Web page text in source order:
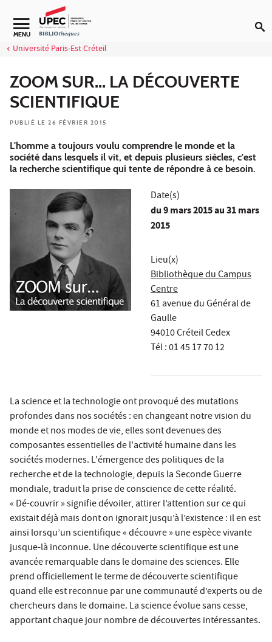
Aller au contenu
Navigation secondaire
MENU
Université Paris-Est Créteil
ZOOM SUR... LA DÉCOUVERTE
SCIENTIFIQUE
PUBLIÉ LE 26 FÉVRIER 2015
L'homme a toujours voulu comprendre le monde et la
société dans lesquels il vit, et depuis plusieurs siècles, c'est
la recherche scientifique qui tente de répondre à ce besoin.
Date(s)
du9 mars 2015au 31 mars
2015
Lieu(x)
Bibliothèque du Campus
Centre
61 avenue du Général de
Gaulle
94010 Créteil Cedex
Tél : 01 45 17 70 12
La science et la technologie ont provoqué des mutations
profondes dans nos sociétés : en changeant notre vision du
monde et nos modes de vie, elles sont devenues des
composantes essentielles de l'activité humaine dans les
sociétés modernes. L'émergence des politiques de la
recherche et de la technologie, depuis la Seconde Guerre
mondiale, traduit la prise de conscience de cette réalité.
« Dé-couvrir » signifie dévoiler, attirer l’attention sur ce qui
existait déjà mais dont on ignorait jusqu’à l’existence : il en est
ainsi lorsqu’un scientifique « découvre » une espèce vivante
jusque-là inconnue. Une découverte scientifique est une
avancée remarquable dans le domaine des sciences. Elle
prend officiellement le terme de découverte scientifique
quand elle est reconnue par une communauté d’experts ou de
chercheurs dans le domaine. La science évolue sans cesse,
apportant chaque jour nombre de découvertes intéressantes.